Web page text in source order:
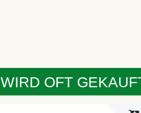
WIRD OFT